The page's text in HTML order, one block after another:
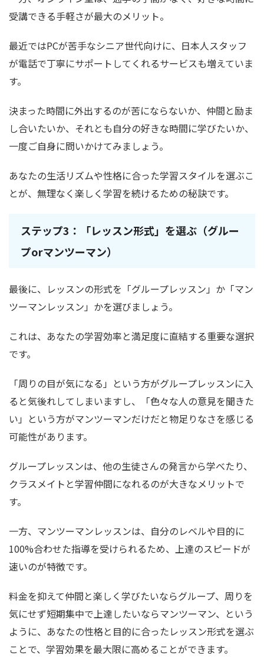
受講できる手軽さが最大のメリット。
最近ではPCが苦手なシニア世代向けに、日本人スタッフ
が電話で丁寧にサポートしてくれるサービスも増えていま
す。
決まった時間に外出するのが苦にならないか、仲間と励ま
し合いたいか、それとも自分の好きな時間に学びたいか、
一度ご自身に問いかけてみましょう。
あなたの生活リズムや性格に合った学習スタイルを選ぶこ
とが、無理なく楽しく学習を続けるための秘訣です。
ステップ3：「レッスン形式」を選ぶ（グルー
プorマンツーマン）
最後に、レッスンの形式を「グループレッスン」か「マン
ツーマンレッスン」かを選びましょう。
これは、あなたの学習効率と満足度に直結する重要な選択
です。
「周りの目が気になる」という方がグループレッスンに入
ると気後れしてしまいますし、「色々な人の意見を聞きた
い」という方がマンツーマンだけだと物足りなさを感じる
可能性があります。
グループレッスンは、他の生徒さんの発言から学べたり、
クラスメイトと学習仲間になれるのが大きなメリットで
す。
一方、マンツーマンレッスンは、自分のレベルや目的に
100%合わせた指導を受けられるため、上達のスピードが
速いのが特徴です。
料金を抑えて仲間と楽しく学びたいならグループ、周りを
気にせず短期集中で上達したいならマンツーマン、という
ように、あなたの性格と目的に合ったレッスン形式を選ぶ
ことで、学習効果を最大限に高めることができます。